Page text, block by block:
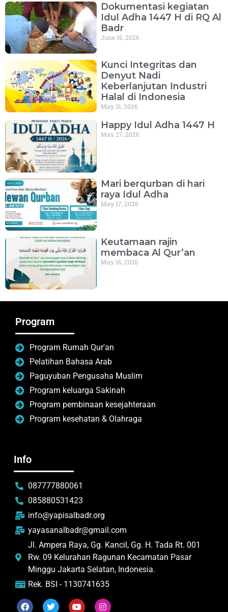
Dokumentasi kegiatan
Idul Adha 1447 H di RQ Al
Badr
June 16, 2026
Kunci Integritas dan
Denyut Nadi
Keberlanjutan Industri
Halal di Indonesia
May 31, 2026
Happy Idul Adha 1447 H
May 27, 2026
Mari berqurban di hari
raya Idul Adha
May 17, 2026
Keutamaan rajin
membaca Al Qur’an
May 16, 2026
Program
Program Rumah Qur'an
Pelatihan Bahasa Arab
Paguyuban Pengusaha Muslim
Program keluarga Sakinah
Program pembinaan kesejahteraan
Program kesehatan & Olahraga
Info
087777880061
085880531423
info@yapisalbadr.org
yayasanalbadr@gmail.com
Jl. Ampera Raya, Gg. Kancil, Gg. H. Tada Rt. 001
Rw. 09 Kelurahan Ragunan Kecamatan Pasar
Minggu Jakarta Selatan, Indonesia.
Rek. BSI - 1130741635